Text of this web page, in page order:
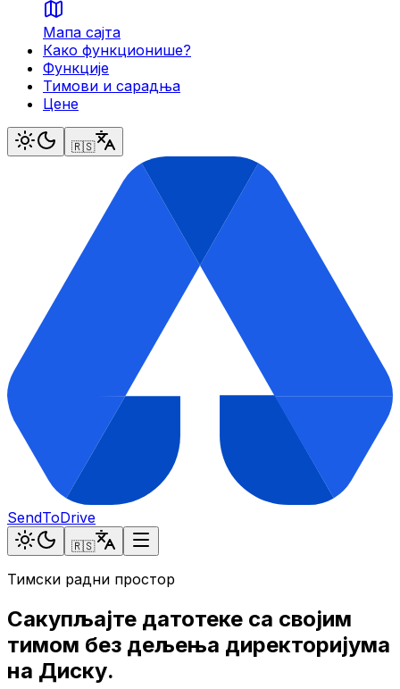
Мапа сајта
Како функционише?
Функције
Тимови и сарадња
Цене
🇷🇸
SendToDrive
🇷🇸
Тимски радни простор
Сакупљајте датотеке са својим
тимом без дељења директоријума
на Диску.